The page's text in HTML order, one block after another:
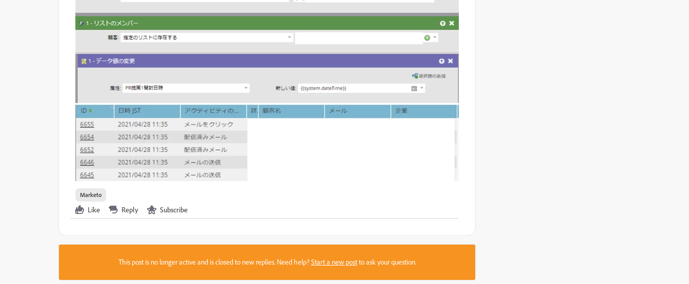
Marketo
Like Reply Subscribe
This post is no longer active and is closed to new replies. Need help?Start a new postto ask your question.